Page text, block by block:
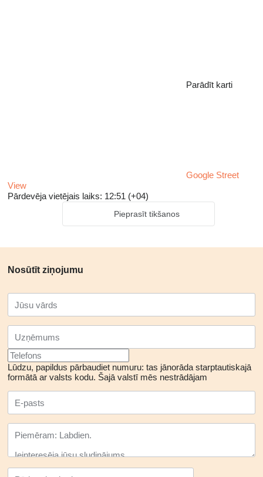
Parādīt karti
Google Street
View
Pārdevēja vietējais laiks: 12:51 (+04)
Pieprasīt tikšanos
Nosūtīt ziņojumu
Lūdzu, papildus pārbaudiet numuru: tas jānorāda starptautiskajā
formātā ar valsts kodu. Šajā valstī mēs nestrādājam